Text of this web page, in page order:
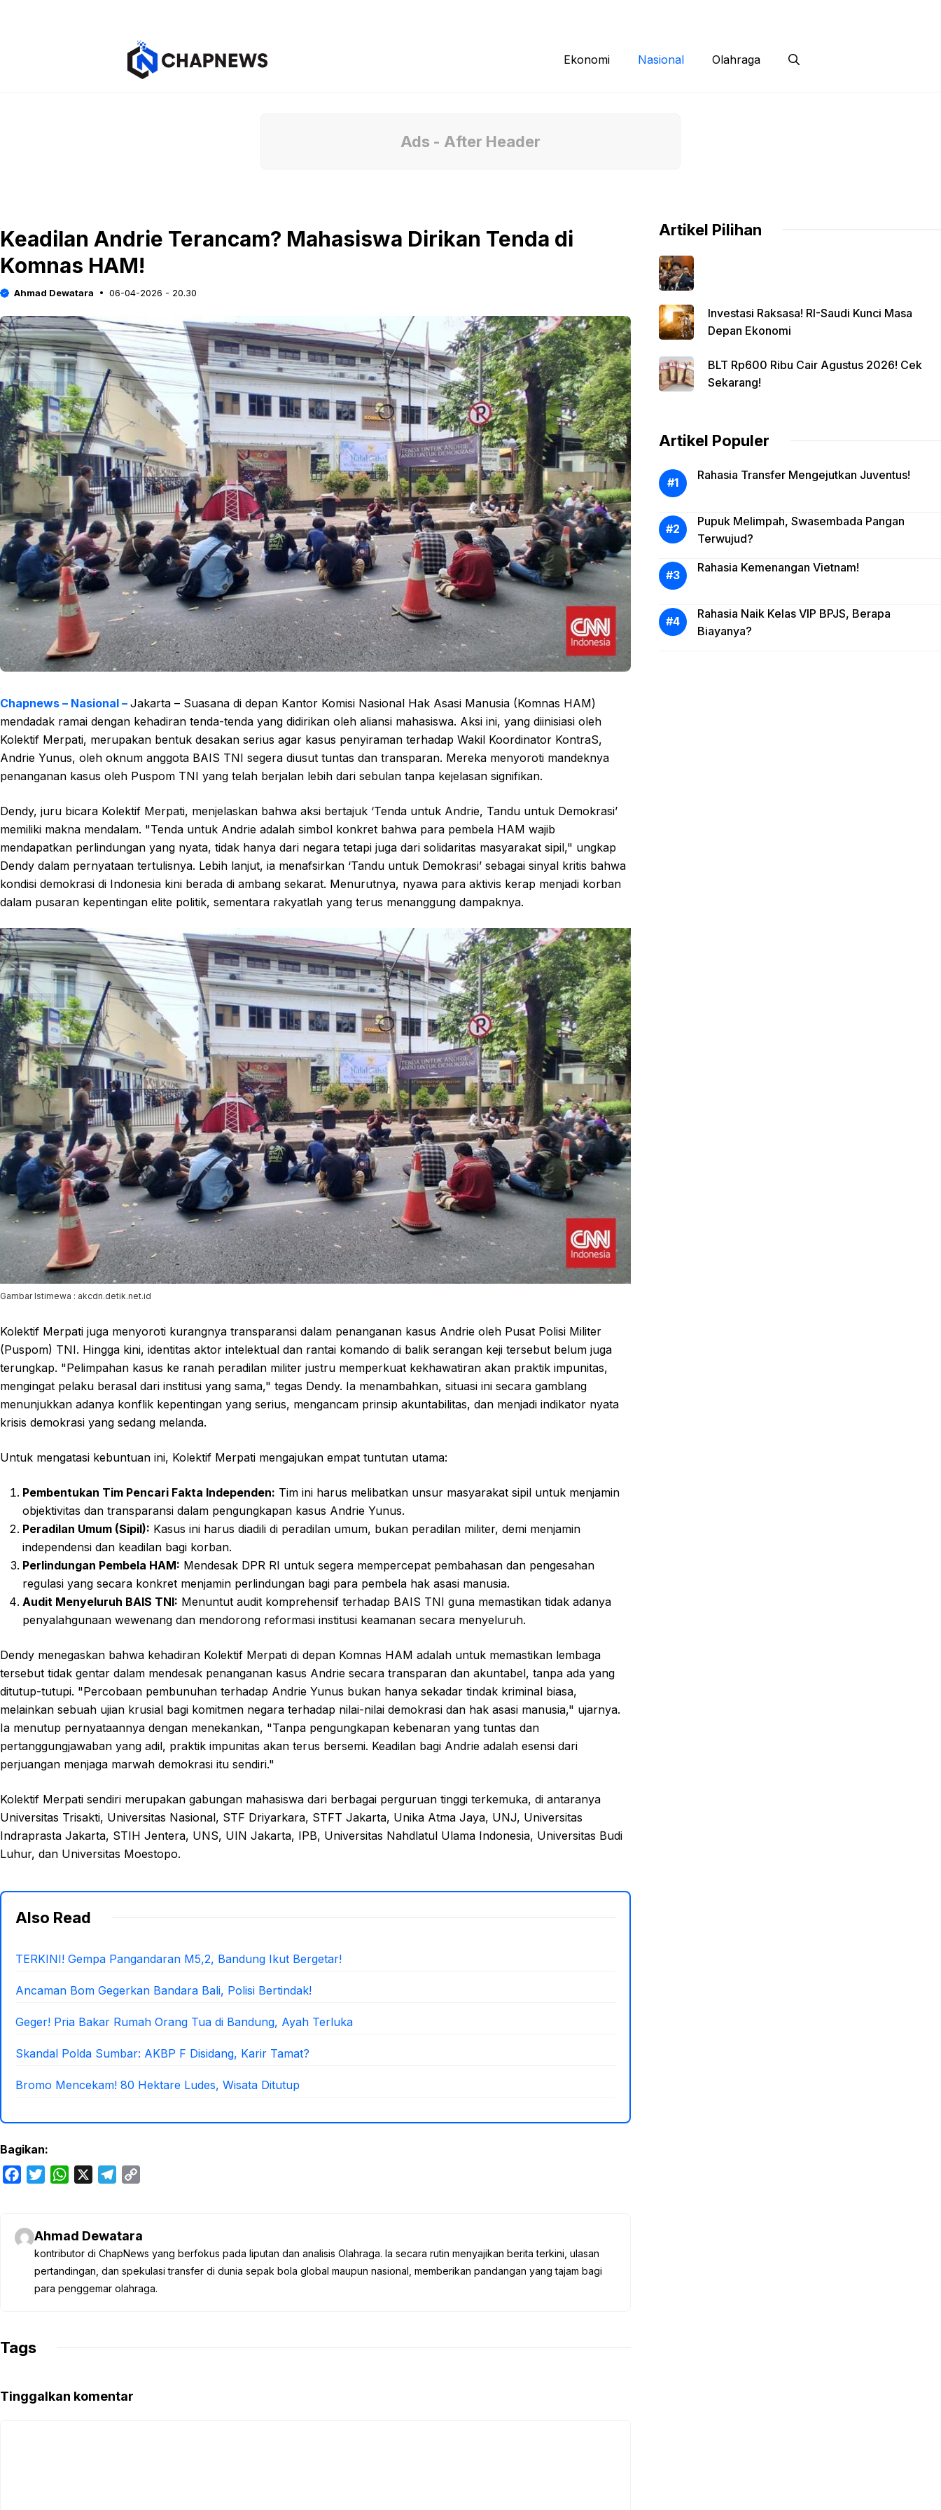
Ekonomi Nasional Olahraga
Ads - After Header
Keadilan Andrie Terancam? Mahasiswa Dirikan Tenda di
Komnas HAM!
Ahmad Dewatara 06-04-2026 - 20.30
Chapnews – Nasional – Jakarta – Suasana di depan Kantor Komisi Nasional Hak Asasi Manusia (Komnas HAM)
mendadak ramai dengan kehadiran tenda-tenda yang didirikan oleh aliansi mahasiswa. Aksi ini, yang diinisiasi oleh
Kolektif Merpati, merupakan bentuk desakan serius agar kasus penyiraman terhadap Wakil Koordinator KontraS,
Andrie Yunus, oleh oknum anggota BAIS TNI segera diusut tuntas dan transparan. Mereka menyoroti mandeknya
penanganan kasus oleh Puspom TNI yang telah berjalan lebih dari sebulan tanpa kejelasan signifikan.
Dendy, juru bicara Kolektif Merpati, menjelaskan bahwa aksi bertajuk ‘Tenda untuk Andrie, Tandu untuk Demokrasi’
memiliki makna mendalam. "Tenda untuk Andrie adalah simbol konkret bahwa para pembela HAM wajib
mendapatkan perlindungan yang nyata, tidak hanya dari negara tetapi juga dari solidaritas masyarakat sipil," ungkap
Dendy dalam pernyataan tertulisnya. Lebih lanjut, ia menafsirkan ‘Tandu untuk Demokrasi’ sebagai sinyal kritis bahwa
kondisi demokrasi di Indonesia kini berada di ambang sekarat. Menurutnya, nyawa para aktivis kerap menjadi korban
dalam pusaran kepentingan elite politik, sementara rakyatlah yang terus menanggung dampaknya.
Gambar Istimewa : akcdn.detik.net.id
Kolektif Merpati juga menyoroti kurangnya transparansi dalam penanganan kasus Andrie oleh Pusat Polisi Militer
(Puspom) TNI. Hingga kini, identitas aktor intelektual dan rantai komando di balik serangan keji tersebut belum juga
terungkap. "Pelimpahan kasus ke ranah peradilan militer justru memperkuat kekhawatiran akan praktik impunitas,
mengingat pelaku berasal dari institusi yang sama," tegas Dendy. Ia menambahkan, situasi ini secara gamblang
menunjukkan adanya konflik kepentingan yang serius, mengancam prinsip akuntabilitas, dan menjadi indikator nyata
krisis demokrasi yang sedang melanda.
Untuk mengatasi kebuntuan ini, Kolektif Merpati mengajukan empat tuntutan utama:
Pembentukan Tim Pencari Fakta Independen: Tim ini harus melibatkan unsur masyarakat sipil untuk menjamin
objektivitas dan transparansi dalam pengungkapan kasus Andrie Yunus.
Peradilan Umum (Sipil): Kasus ini harus diadili di peradilan umum, bukan peradilan militer, demi menjamin
independensi dan keadilan bagi korban.
Perlindungan Pembela HAM: Mendesak DPR RI untuk segera mempercepat pembahasan dan pengesahan
regulasi yang secara konkret menjamin perlindungan bagi para pembela hak asasi manusia.
Audit Menyeluruh BAIS TNI: Menuntut audit komprehensif terhadap BAIS TNI guna memastikan tidak adanya
penyalahgunaan wewenang dan mendorong reformasi institusi keamanan secara menyeluruh.
Dendy menegaskan bahwa kehadiran Kolektif Merpati di depan Komnas HAM adalah untuk memastikan lembaga
tersebut tidak gentar dalam mendesak penanganan kasus Andrie secara transparan dan akuntabel, tanpa ada yang
ditutup-tutupi. "Percobaan pembunuhan terhadap Andrie Yunus bukan hanya sekadar tindak kriminal biasa,
melainkan sebuah ujian krusial bagi komitmen negara terhadap nilai-nilai demokrasi dan hak asasi manusia," ujarnya.
Ia menutup pernyataannya dengan menekankan, "Tanpa pengungkapan kebenaran yang tuntas dan
pertanggungjawaban yang adil, praktik impunitas akan terus bersemi. Keadilan bagi Andrie adalah esensi dari
perjuangan menjaga marwah demokrasi itu sendiri."
Kolektif Merpati sendiri merupakan gabungan mahasiswa dari berbagai perguruan tinggi terkemuka, di antaranya
Universitas Trisakti, Universitas Nasional, STF Driyarkara, STFT Jakarta, Unika Atma Jaya, UNJ, Universitas
Indraprasta Jakarta, STIH Jentera, UNS, UIN Jakarta, IPB, Universitas Nahdlatul Ulama Indonesia, Universitas Budi
Luhur, dan Universitas Moestopo.
Also Read
TERKINI! Gempa Pangandaran M5,2, Bandung Ikut Bergetar!
Ancaman Bom Gegerkan Bandara Bali, Polisi Bertindak!
Geger! Pria Bakar Rumah Orang Tua di Bandung, Ayah Terluka
Skandal Polda Sumbar: AKBP F Disidang, Karir Tamat?
Bromo Mencekam! 80 Hektare Ludes, Wisata Ditutup
Bagikan:
e
b
t
e
r
W
s
A
p
e
a
i
n
Ahmad Dewatara
kontributor di ChapNews yang berfokus pada liputan dan analisis Olahraga. Ia secara rutin menyajikan berita terkini, ulasan
pertandingan, dan spekulasi transfer di dunia sepak bola global maupun nasional, memberikan pandangan yang tajam bagi
para penggemar olahraga.
Tags
Tinggalkan komentar
Artikel Pilihan
Investasi Raksasa! RI-Saudi Kunci Masa
Depan Ekonomi
BLT Rp600 Ribu Cair Agustus 2026! Cek
Sekarang!
Artikel Populer
Rahasia Transfer Mengejutkan Juventus!
Pupuk Melimpah, Swasembada Pangan
Terwujud?
Rahasia Kemenangan Vietnam!
Rahasia Naik Kelas VIP BPJS, Berapa
Biayanya?